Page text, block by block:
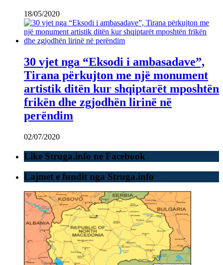
18/05/2020
30 vjet nga “Eksodi i ambasadave”,
Tirana përkujton me një monument
artistik ditën kur shqiptarët mposhtën
frikën dhe zgjodhën lirinë në
perëndim
02/07/2020
Like Struga.info ne Facebook
Lajmet e fundit nga Struga.info